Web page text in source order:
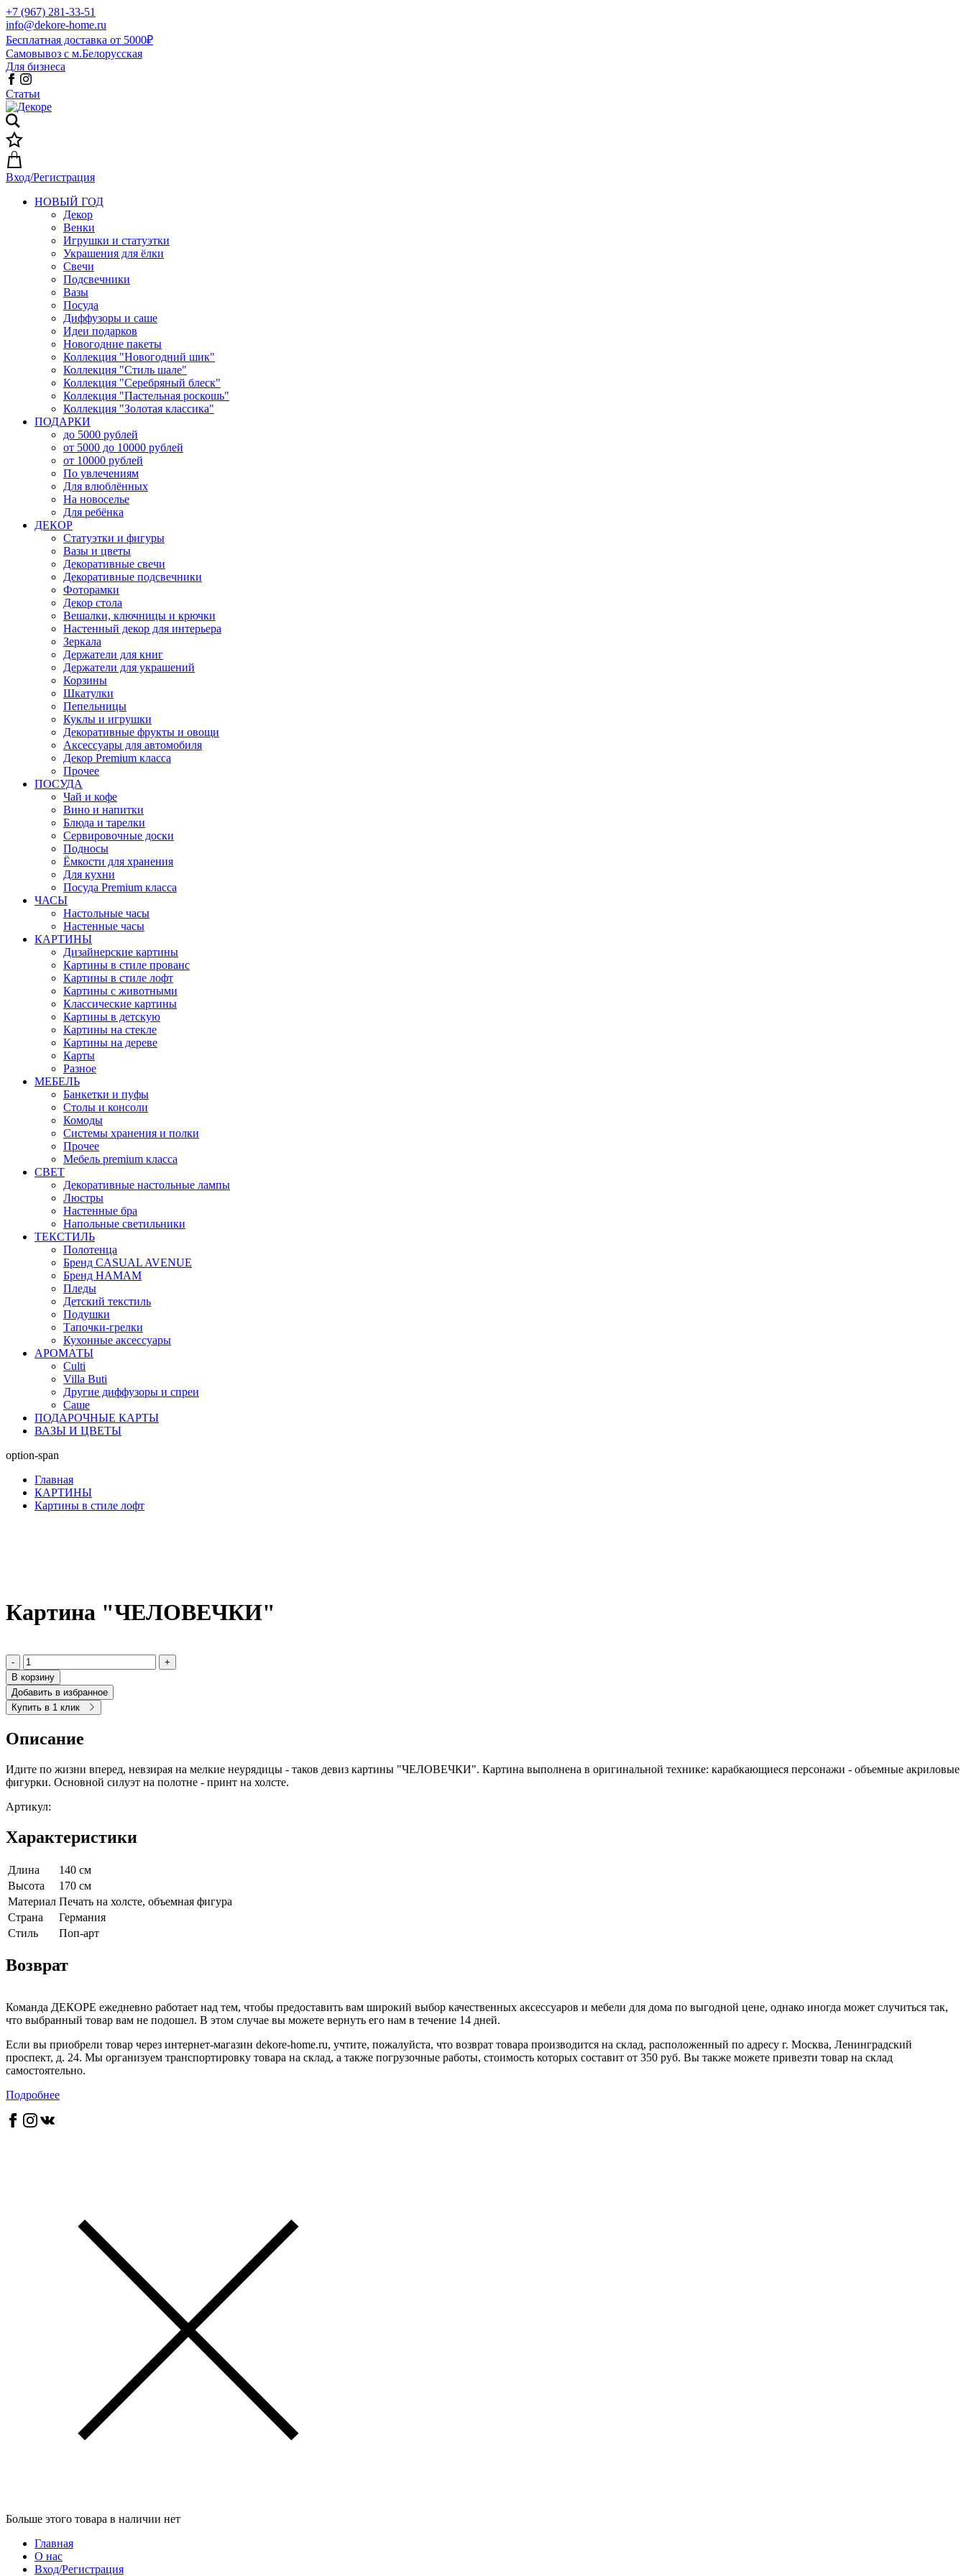
+7 (967) 281-33-51
info@dekore-home.ru
Бесплатная доставка от 5000₽
Самовывоз с м.Белорусская
Для бизнеса
Статьи
Вход/Регистрация
НОВЫЙ ГОД
Декор
Венки
Игрушки и статуэтки
Украшения для ёлки
Свечи
Подсвечники
Вазы
Посуда
Диффузоры и саше
Идеи подарков
Новогодние пакеты
Коллекция "Новогодний шик"
Коллекция "Стиль шале"
Коллекция "Серебряный блеск"
Коллекция "Пастельная роскошь"
Коллекция "Золотая классика"
ПОДАРКИ
до 5000 рублей
от 5000 до 10000 рублей
от 10000 рублей
По увлечениям
Для влюблённых
На новоселье
Для ребёнка
ДЕКОР
Статуэтки и фигуры
Вазы и цветы
Декоративные свечи
Декоративные подсвечники
Фоторамки
Декор стола
Вешалки, ключницы и крючки
Настенный декор для интерьера
Зеркала
Держатели для книг
Держатели для украшений
Корзины
Шкатулки
Пепельницы
Куклы и игрушки
Декоративные фрукты и овощи
Аксессуары для автомобиля
Декор Premium класса
Прочее
ПОСУДА
Чай и кофе
Вино и напитки
Блюда и тарелки
Сервировочные доски
Подносы
Ёмкости для хранения
Для кухни
Посуда Premium класса
ЧАСЫ
Настольные часы
Настенные часы
КАРТИНЫ
Дизайнерские картины
Картины в стиле прованс
Картины в стиле лофт
Картины с животными
Классические картины
Картины в детскую
Картины на стекле
Картины на дереве
Карты
Разное
МЕБЕЛЬ
Банкетки и пуфы
Столы и консоли
Комоды
Системы хранения и полки
Прочее
Мебель premium класса
СВЕТ
Декоративные настольные лампы
Люстры
Настенные бра
Напольные светильники
ТЕКСТИЛЬ
Полотенца
Бренд CASUAL AVENUE
Бренд HAMAM
Пледы
Детский текстиль
Подушки
Тапочки-грелки
Кухонные аксессуары
АРОМАТЫ
Culti
Villa Buti
Другие диффузоры и спреи
Саше
ПОДАРОЧНЫЕ КАРТЫ
ВАЗЫ И ЦВЕТЫ
option-span
Главная
КАРТИНЫ
Картины в стиле лофт
Картина "ЧЕЛОВЕЧКИ"
-
+
В корзину
Добавить в избранное
Купить в 1 клик
Описание
Идите по жизни вперед, невзирая на мелкие неурядицы - таков девиз картины "ЧЕЛОВЕЧКИ". Картина выполнена в оригинальной технике: карабкающиеся персонажи - объемные акриловые
фигурки. Основной силуэт на полотне - принт на холсте.
Артикул:
Характеристики
Длина
140 см
Высота
170 см
Материал Печать на холсте, объемная фигура
Страна
Германия
Cтиль
Поп-арт
Возврат
Команда ДЕКОРЕ ежедневно работает над тем, чтобы предоставить вам широкий выбор качественных аксессуаров и мебели для дома по выгодной цене, однако иногда может случиться так,
что выбранный товар вам не подошел. В этом случае вы можете вернуть его нам в течение 14 дней.
Если вы приобрели товар через интернет-магазин dekore-home.ru, учтите, пожалуйста, что возврат товара производится на склад, расположенный по адресу г. Москва, Ленинградский
проспект, д. 24. Мы организуем транспортировку товара на склад, а также погрузочные работы, стоимость которых составит от 350 руб. Вы также можете привезти товар на склад
самостоятельно.
Подробнее
Больше этого товара в наличии нет
Главная
О нас
Вход/Регистрация